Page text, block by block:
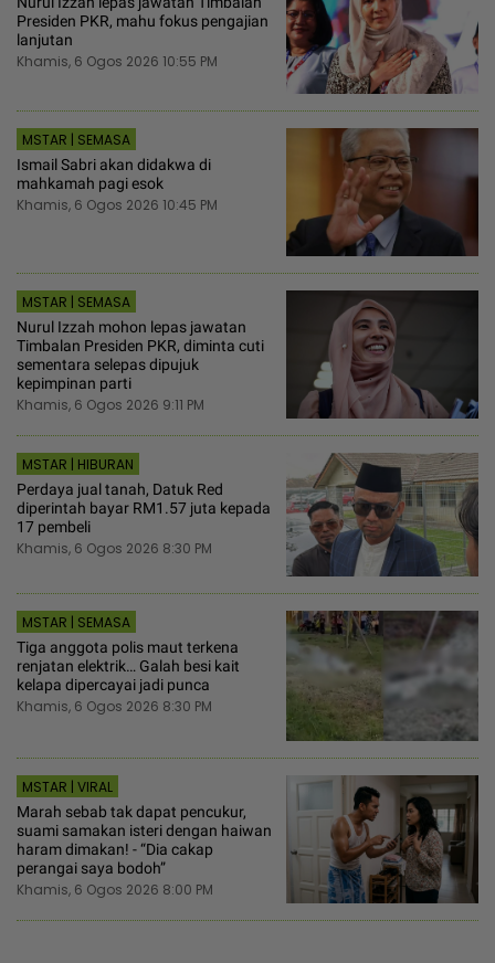
Presiden PKR, mahu fokus pengajian
lanjutan
Khamis, 6 Ogos 2026 10:55 PM
MSTAR | SEMASA
Ismail Sabri akan didakwa di
mahkamah pagi esok
Khamis, 6 Ogos 2026 10:45 PM
MSTAR | SEMASA
Nurul Izzah mohon lepas jawatan
Timbalan Presiden PKR, diminta cuti
sementara selepas dipujuk
kepimpinan parti
Khamis, 6 Ogos 2026 9:11 PM
MSTAR | HIBURAN
Perdaya jual tanah, Datuk Red
diperintah bayar RM1.57 juta kepada
17 pembeli
Khamis, 6 Ogos 2026 8:30 PM
MSTAR | SEMASA
Tiga anggota polis maut terkena
renjatan elektrik… Galah besi kait
kelapa dipercayai jadi punca
Khamis, 6 Ogos 2026 8:30 PM
MSTAR | VIRAL
Marah sebab tak dapat pencukur,
suami samakan isteri dengan haiwan
haram dimakan! - “Dia cakap
perangai saya bodoh”
Khamis, 6 Ogos 2026 8:00 PM